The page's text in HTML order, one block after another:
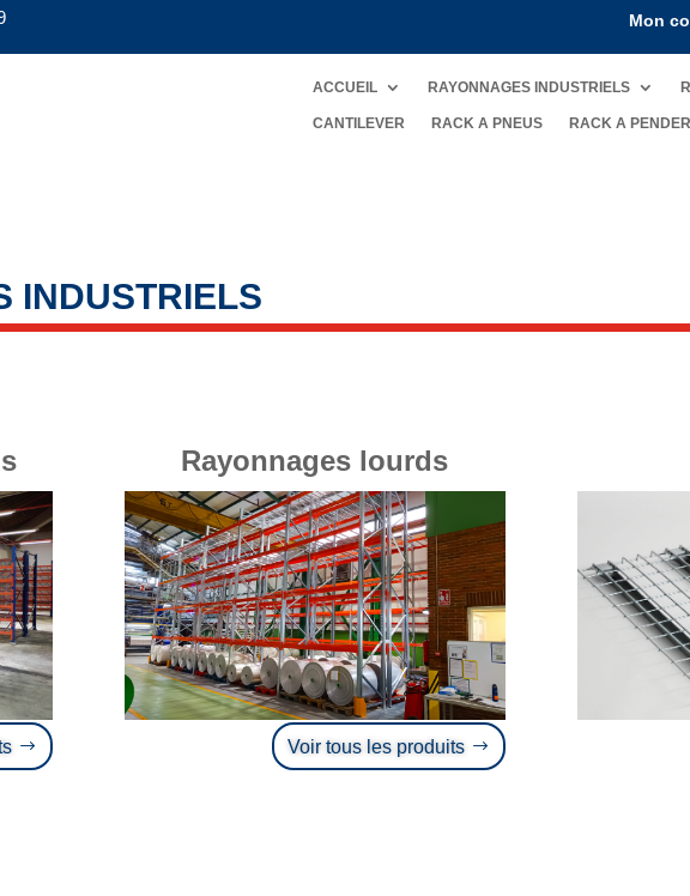
Mon
ACCUEIL RAYONNAGES INDUSTRIELS
CANTILEVER RACK A PNEUS RACK A
INDUSTRIELS
Rayonnages lourds
Voir tous les produits